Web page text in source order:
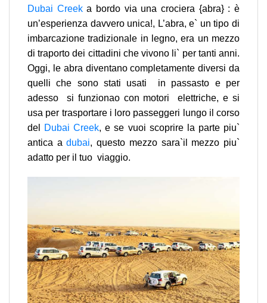
Dubai Creeka bordo via una crociera {abra} : è
un’esperienza davvero unica!, L’abra, e` un tipo di
imbarcazione tradizionale in legno, era un mezzo
di traporto dei cittadini che vivono li` per tanti anni.
Oggi, le abra diventano completamente diversi da
quelli che sono stati usati in passasto e per
adesso si funzionao con motori elettriche, e si
usa per trasportare i loro passeggeri lungo il corso
del
Dubai Creek, e se vuoi scoprire la parte piu`
antica adubai, questo mezzo sara`il mezzo piu`
adatto per il tuo viaggio.